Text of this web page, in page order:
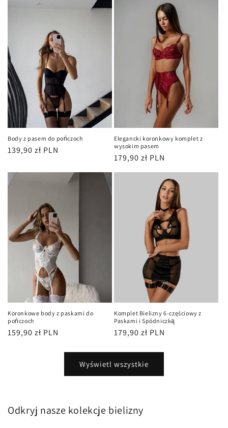
Body z pasem do pończoch
Cena
139,90 zł PLN
Elegancki koronkowy komplet z
wysokim pasem
Cena
179,90 zł PLN
Koronkowe body z paskami do
pończoch
Cena
159,90 zł PLN
Komplet Bielizny 6-częściowy z
Paskami i Spódniczką
Cena
179,90 zł PLN
Wyświetl wszystkie
Odkryj nasze kolekcje bielizny